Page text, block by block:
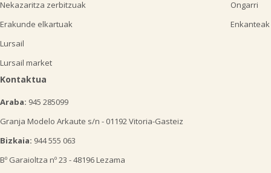
Nekazaritza zerbitzuak
Erakunde elkartuak
Lursail
Lursail market
Ongarri
Enkanteak
Kontaktua
Araba: 945 285099
Granja Modelo Arkaute s/n - 01192 Vitoria-Gasteiz
Bizkaia: 944 555 063
Bº Garaioltza nº 23 - 48196 Lezama